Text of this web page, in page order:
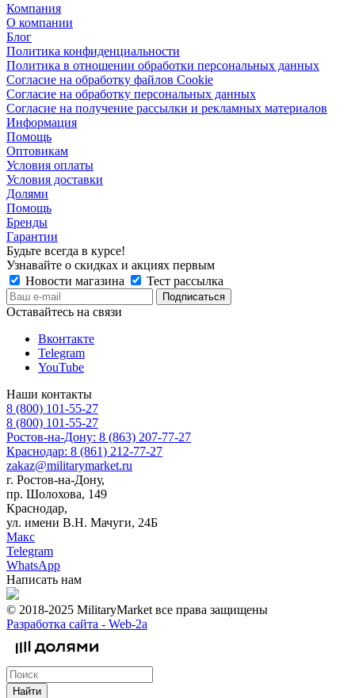
Компания
О компании
Блог
Политика конфиденциальности
Политика в отношении обработки персональных данных
Согласие на обработку файлов Cookie
Согласие на обработку персональных данных
Согласие на получение рассылки и рекламных материалов
Информация
Помощь
Оптовикам
Условия оплаты
Условия доставки
Долями
Помощь
Бренды
Гарантии
Будьте всегда в курсе!
Узнавайте о скидках и акциях первым
Новости магазина
Тест рассылка
Оставайтесь на связи
Вконтакте
Telegram
YouTube
Наши контакты
8 (800) 101-55-27
8 (800) 101-55-27
Ростов-на-Дону: 8 (863) 207-77-27
Краснодар: 8 (861) 212-77-27
zakaz@militarymarket.ru
г. Ростов-на-Дону,
пр. Шолохова, 149
Краснодар,
ул. имени В.Н. Мачуги, 24Б
Макс
Telegram
WhatsApp
Написать нам
© 2018-2025 MilitaryMarket все права защищены
Разработка сайта - Web-2a
Найти